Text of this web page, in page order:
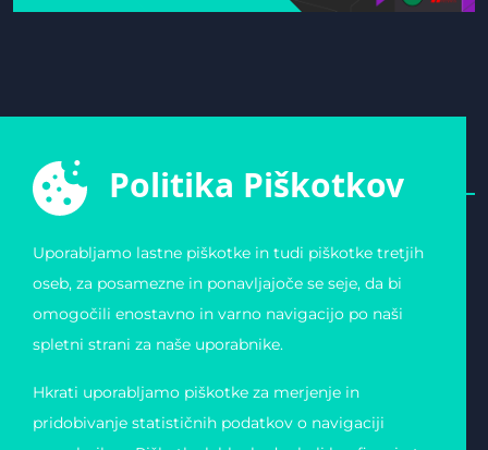
SLOVENIJE
Zvezda 19
Slovenija
Matična številka:
4123026000
Davčna številka: 11823739
podatkov
Piškotki
Politika Piškotkov
Uporabljamo lastne piškotke in tudi piškotke tretjih
oseb, za posamezne in ponavljajoče se seje, da bi
omogočili enostavno in varno navigacijo po naši
spletni strani za naše uporabnike.
Hkrati uporabljamo piškotke za merjenje in
pridobivanje statističnih podatkov o navigaciji